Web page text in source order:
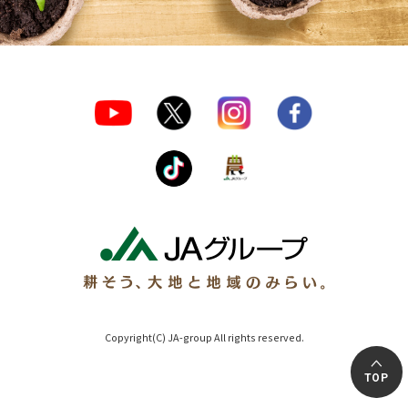
Copyright(C) JA-group All rights reserved.
TOP